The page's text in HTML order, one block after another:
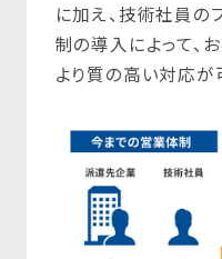
に加え、技術社員の
制の導入によって、
より質の高い対応が